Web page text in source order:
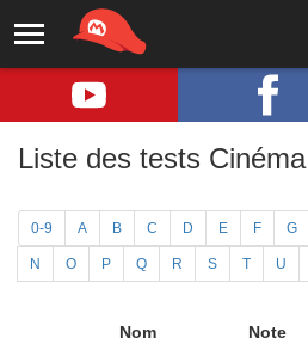
Liste des tests Cinéma
0-9 A B C D E F G
N O P Q R S T U
Nom Note